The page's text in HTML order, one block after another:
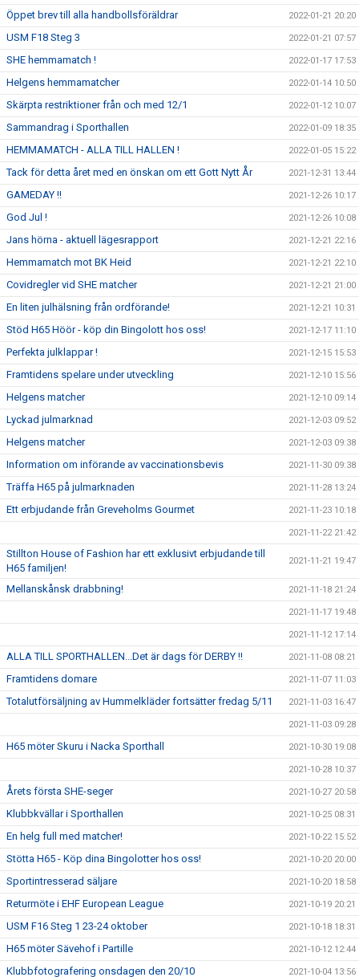
Öppet brev till alla handbollsföräldrar 2022-01-21 20:20
USM F18 Steg 3 2022-01-21 07:57
SHE hemmamatch ! 2022-01-17 17:53
Helgens hemmamatcher 2022-01-14 10:50
Skärpta restriktioner från och med 12/1 2022-01-12 10:07
Sammandrag i Sporthallen 2022-01-09 18:35
HEMMAMATCH - ALLA TILL HALLEN ! 2022-01-05 15:22
Tack för detta året med en önskan om ett Gott Nytt År 2021-12-31 13:44
GAMEDAY !! 2021-12-26 10:17
God Jul ! 2021-12-26 10:08
Jans hörna - aktuell lägesrapport 2021-12-21 22:16
Hemmamatch mot BK Heid 2021-12-21 22:10
Covidregler vid SHE matcher 2021-12-21 21:00
En liten julhälsning från ordförande! 2021-12-21 10:31
Stöd H65 Höör - köp din Bingolott hos oss! 2021-12-17 11:10
Perfekta julklappar ! 2021-12-15 15:53
Framtidens spelare under utveckling 2021-12-10 15:56
Helgens matcher 2021-12-10 09:14
Lyckad julmarknad 2021-12-03 09:52
Helgens matcher 2021-12-03 09:38
Information om införande av vaccinationsbevis 2021-11-30 09:38
Träffa H65 på julmarknaden 2021-11-28 13:24
Ett erbjudande från Greveholms Gourmet 2021-11-23 10:18
2021-11-22 21:42
Stillton House of Fashion har ett exklusivt erbjudande till
H65 familjen!
2021-11-21 19:47
Mellanskånsk drabbning! 2021-11-18 21:24
2021-11-17 19:48
2021-11-12 17:14
ALLA TILL SPORTHALLEN...Det är dags för DERBY !! 2021-11-08 08:21
Framtidens domare 2021-11-07 11:03
Totalutförsäljning av Hummelkläder fortsätter fredag 5/11 2021-11-03 16:47
2021-11-03 09:28
H65 möter Skuru i Nacka Sporthall 2021-10-30 19:08
2021-10-28 10:37
Årets första SHE-seger 2021-10-27 20:58
Klubbkvällar i Sporthallen 2021-10-25 08:31
En helg full med matcher! 2021-10-22 15:52
Stötta H65 - Köp dina Bingolotter hos oss! 2021-10-20 20:00
Sportintresserad säljare 2021-10-20 18:58
Returmöte i EHF European League 2021-10-19 20:21
USM F16 Steg 1 23-24 oktober 2021-10-18 18:31
H65 möter Sävehof i Partille 2021-10-12 12:44
Klubbfotografering onsdagen den 20/10 2021-10-04 13:56